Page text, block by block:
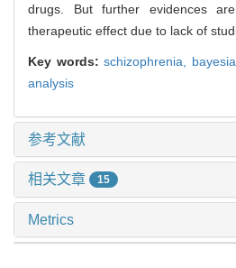
drugs. But further evidences
therapeutic effect due to lack of
Key words:schizophrenia,
analysis
参考文献
相关文章 15
Metrics